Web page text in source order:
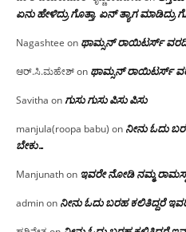
ಏನು ಹೇಳಿದ್ರು ಗೊತ್ತಾ, ಏನ್ ತ್ಯಾಗ ಮಾಡಿದ್ರು
Nagashtee on ಥಾಮ್ಸನ್ ರಾಯಿಟರ್ಸ್
ಆರ್.ಸಿ.ಮಹೇಶ್on ಥಾಮ್ಸನ್ ರಾಯಿಟರ್ಸ್
Savitha onಗುಸು ಗುಸು ಪಿಸು ಪಿಸು
manjula(roopa babu) on ನೀನು ಓದು
ಬೇಕು…
Manjunathon ಇವರೇ‌ ನೋಡಿ‌ ನಮ್ಮ‌
adminon ನೀನು ಓದು ಬರಹ ಕಲಿತಿದ್ದರೆ